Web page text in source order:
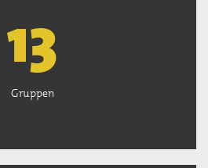
13
Gruppen